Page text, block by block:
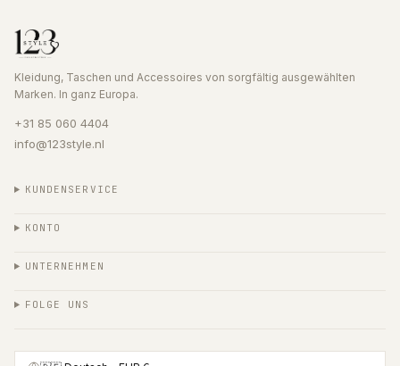
Kleidung, Taschen und Accessoires von sorgfältig ausgewählten
Marken. In ganz Europa.
+31 85 060 4404
info@123style.nl
KUNDENSERVICE
KONTO
UNTERNEHMEN
FOLGE UNS